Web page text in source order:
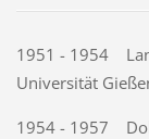
1951 - 1954
Universität
1954 - 1957